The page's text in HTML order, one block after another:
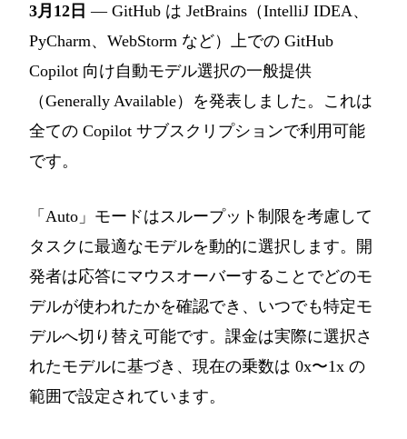
3月12日 — GitHub は JetBrains（IntelliJ IDEA、
PyCharm、WebStorm など）上での GitHub
Copilot 向け自動モデル選択の一般提供
（Generally Available）を発表しました。これは
全ての Copilot サブスクリプションで利用可能
です。
「Auto」モードはスループット制限を考慮して
タスクに最適なモデルを動的に選択します。開
発者は応答にマウスオーバーすることでどのモ
デルが使われたかを確認でき、いつでも特定モ
デルへ切り替え可能です。課金は実際に選択さ
れたモデルに基づき、現在の乗数は 0x〜1x の
範囲で設定されています。